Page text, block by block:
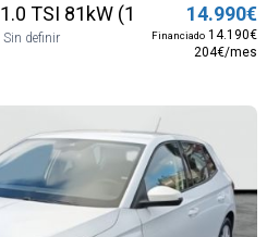
TSI 81kW (110 CV)
Sin definir
14.990€
Financiado 14.190€
204€/mes